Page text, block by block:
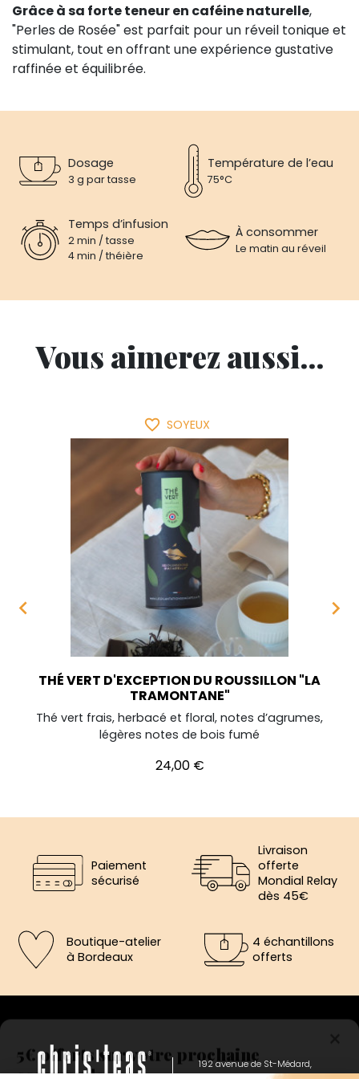
Grâce à sa forte teneur en caféine naturelle,
"Perles de Rosée" est parfait pour un réveil tonique et
stimulant, tout en offrant une expérience gustative
raffinée et équilibrée.
Dosage
3 g par tasse
Température de l’eau
75°C
Temps d’infusion
2 min / tasse
4 min / théière
À consommer
Le matin au réveil
Vous aimerez aussi...

favorite_border SOYEUX
THÉ VERT D'EXCEPTION DU ROUSSILLON "LA
TRAMONTANE"
Thé vert frais, herbacé et floral, notes d’agrumes,
légères notes de bois fumé
Prix
24,00 €

Paiement
sécurisé
Livraison
offerte
Mondial Relay
dès 45€
Boutique-atelier
à Bordeaux
4 échantillons
offerts
192 avenue de St-Médard,
×
5€ offerts sur votre prochaine
commande